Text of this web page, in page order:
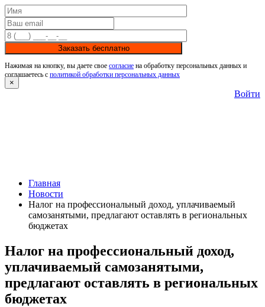
Заказать бесплатно
Нажимая на кнопку, вы даете свое согласие на обработку персональных данных и
соглашаетесь с политикой обработки персональных данных
×
Войти
Главная
Новости
Налог на профессиональный доход, уплачиваемый
самозанятыми, предлагают оставлять в региональных
бюджетах
Налог на профессиональный доход,
уплачиваемый самозанятыми,
предлагают оставлять в региональных
бюджетах